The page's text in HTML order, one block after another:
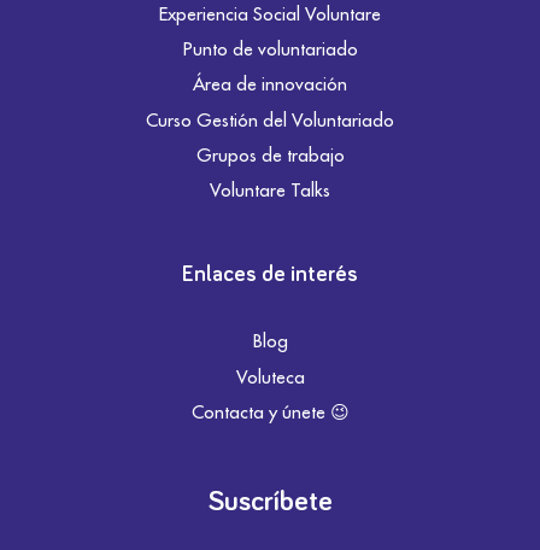
Experiencia Social Voluntare
Punto de voluntariado
Área de innovación
Curso Gestión del Voluntariado
Grupos de trabajo
Voluntare Talks
Enlaces de interés
Blog
Voluteca
Contacta y únete 😉
Suscríbete